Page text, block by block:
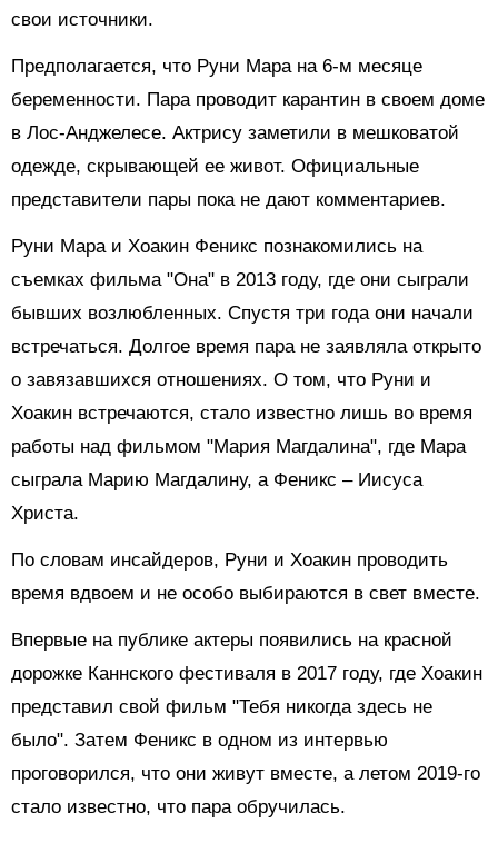
свои источники.
Предполагается, что Руни Мара на 6-м месяце
беременности. Пара проводит карантин в своем доме
в Лос-Анджелесе. Актрису заметили в мешковатой
одежде, скрывающей ее живот. Официальные
представители пары пока не дают комментариев.
Руни Мара и Хоакин Феникс познакомились на
съемках фильма "Она" в 2013 году, где они сыграли
бывших возлюбленных. Спустя три года они начали
встречаться. Долгое время пара не заявляла открыто
о завязавшихся отношениях. О том, что Руни и
Хоакин встречаются, стало известно лишь во время
работы над фильмом "Мария Магдалина", где Мара
сыграла Марию Магдалину, а Феникс – Иисуса
Христа.
По словам инсайдеров, Руни и Хоакин проводить
время вдвоем и не особо выбираются в свет вместе.
Впервые на публике актеры появились на красной
дорожке Каннского фестиваля в 2017 году, где Хоакин
представил свой фильм "Тебя никогда здесь не
было". Затем Феникс в одном из интервью
проговорился, что они живут вместе, а летом 2019-го
стало известно, что пара обручилась.